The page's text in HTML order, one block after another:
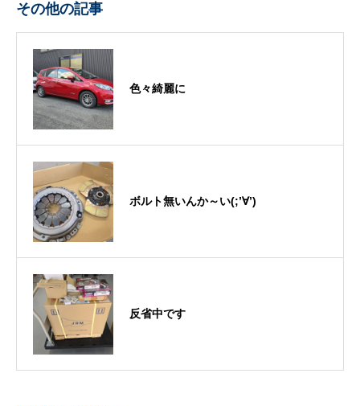
その他の記事
色々綺麗に
ボルト無いんか～い(;’∀’)
反省中です